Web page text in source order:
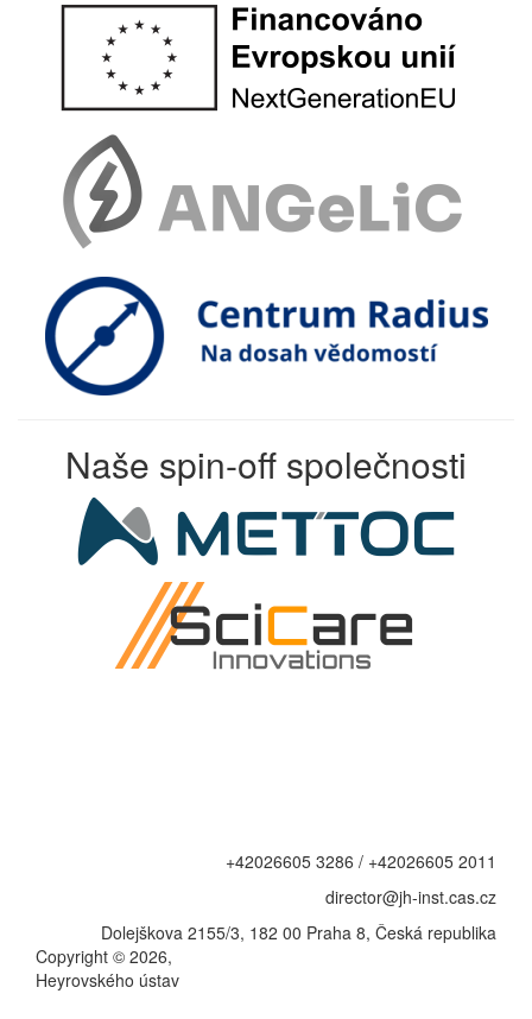
Naše spin-off společnosti
+42026605 3286 / +42026605 2011
director@jh-inst.cas.cz
Dolejškova 2155/3, 182 00 Praha 8, Česká republika
Copyright © 2026,
Heyrovského ústav